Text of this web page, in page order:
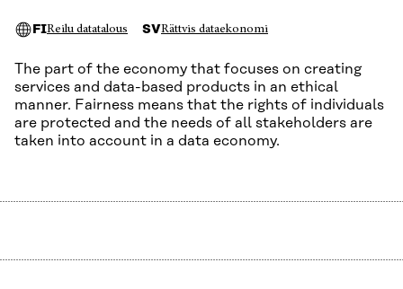
FIReilu datatalous SVRättvis dataekonomi
The part of the economy that focuses on creating
services and data-based products in an ethical
manner. Fairness means that the rights of individuals
are protected and the needs of all stakeholders are
taken into account in a data economy.